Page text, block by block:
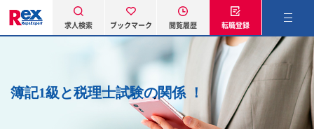
求人検索 ブックマーク 閲覧履歴 転職登録
簿記1級と税理士試験の関係 ！